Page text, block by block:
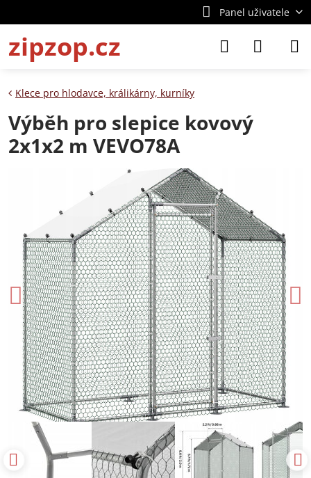
Panel uživatele
zipzop.cz
Klece pro hlodavce, králikárny, kurníky
Výběh pro slepice kovový
2x1x2 m VEVO78A